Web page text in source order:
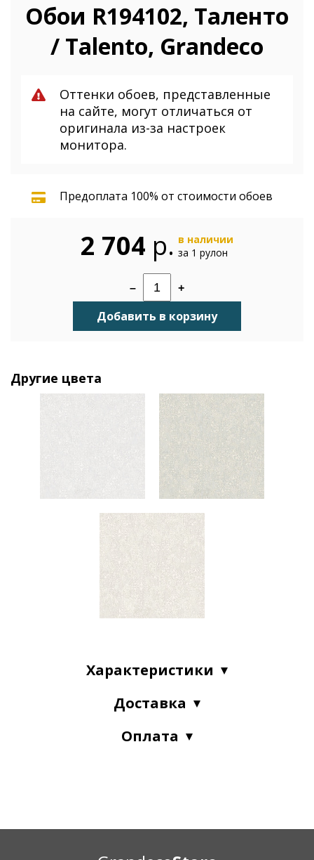
Обои R194102, Таленто
/ Talento, Grandeco
Оттенки обоев, представленные
на сайте, могут отличаться от
оригинала из-за настроек
монитора.
Предоплата 100% от стоимости обоев
2 704 р. в наличии
за 1 рулон
– +
Добавить в корзину
Другие цвета
Характеристики
Доставка
Оплата